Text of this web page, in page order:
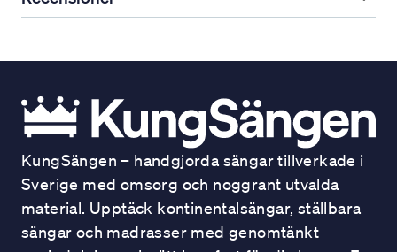
KungSängen – handgjorda sängar tillverkade i
Sverige med omsorg och noggrant utvalda
material. Upptäck kontinentalsängar, ställbara
sängar och madrasser med genomtänkt